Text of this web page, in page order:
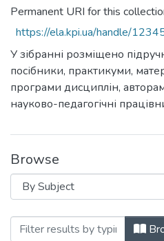
Permanent URI for this
https://ela.kpi.ua/handle/
У зібранні розміщено
посібники, практикуми,
програми дисциплін,
науково-педагогічні
Browse
Browsing